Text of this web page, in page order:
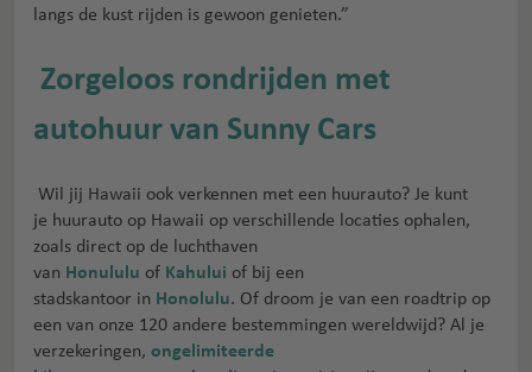
langs de kust rijden is gewoon genieten.”
Zorgeloos rondrijden met
autohuur van Sunny Cars
Wil jij Hawaii ook verkennen met een huurauto? Je kunt
je huurauto op Hawaii op verschillende locaties ophalen,
zoals direct op de luchthaven
van Honululu of Kahului of bij een
stadskantoor in Honolulu. Of droom je van een roadtrip op
een van onze 120 andere bestemmingen wereldwijd? Al je
verzekeringen, ongelimiteerde